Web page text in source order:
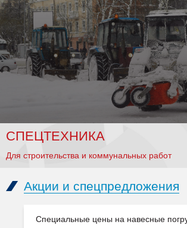
СПЕЦТЕХНИКА
Для строительства и коммунальных работ
Акции и спецпредложения
Специальные цены на навесные